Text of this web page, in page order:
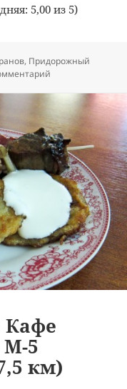
5,00 из 5)
, Придорожный
Кафе
5
км)